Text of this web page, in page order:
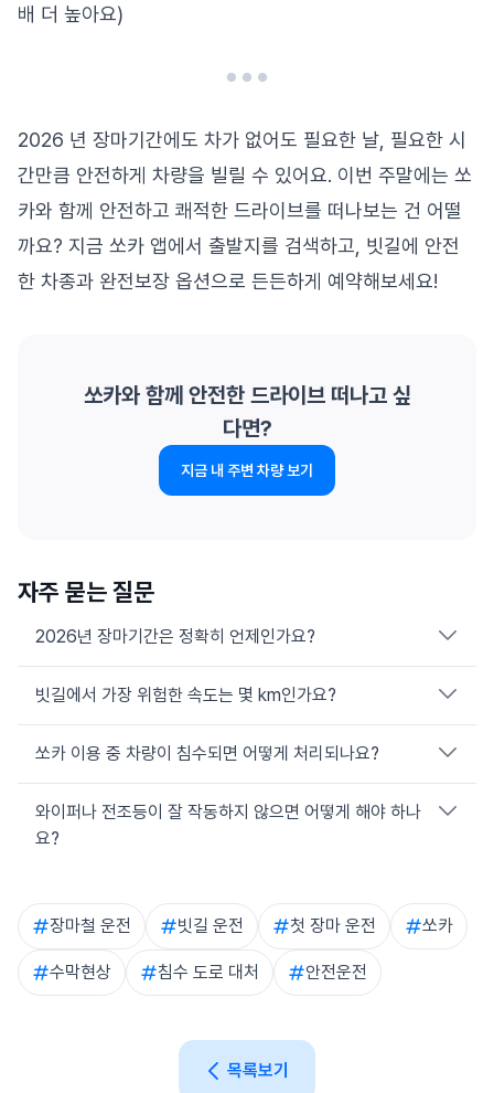
배 더 높아요)
2026 년 장마기간에도 차가 없어도 필요한 날, 필요한 시
간만큼 안전하게 차량을 빌릴 수 있어요. 이번 주말에는 쏘
카와 함께 안전하고 쾌적한 드라이브를 떠나보는 건 어떨
까요? 지금 쏘카 앱에서 출발지를 검색하고, 빗길에 안전
한 차종과 완전보장 옵션으로 든든하게 예약해보세요!
쏘카와 함께 안전한 드라이브 떠나고 싶
다면?
지금 내 주변 차량 보기
자주 묻는 질문
2026년 장마기간은 정확히 언제인가요?
평년값 기준으로 중부 6월 25일~7월 26일, 남부 6월 23일~7
2026년 정확한 일자는 기상청 단기예보에서 확인하세요.
빗길에서 가장 위험한 속도는 몇 km인가요?
시속 80km 이상에서 수막현상 발생 빈도가 급증합니다. 폭우 시
의무입니다.
쏘카 이용 중 차량이 침수되면 어떻게 처리되나요?
완전보장 가입 시 긴급출동·견인이 무료로 지원됩니다. 단, 시동이
꺼진 뒤 재시동을 걸면 운전자 과실로 처리될 수 있으므로 재시도
와이퍼나 전조등이 잘 작동하지 않으면 어떻게 해야 하나
요?
상 신고로 사진과 함께 접수하세요. 픽업 직후 신고는 사후 분쟁
예방에 가장 효과적입니다.
장마철 운전 빗길 운전 첫 장마 운전 쏘카
수막현상 침수 도로 대처 안전운전
목록보기